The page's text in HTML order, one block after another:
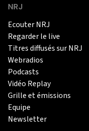
NRJ
Ecouter NRJ
Regarder le live
Titres diffusés sur NRJ
Webradios
Podcasts
Vidéo Replay
Grille et émissions
Equipe
Newsletter